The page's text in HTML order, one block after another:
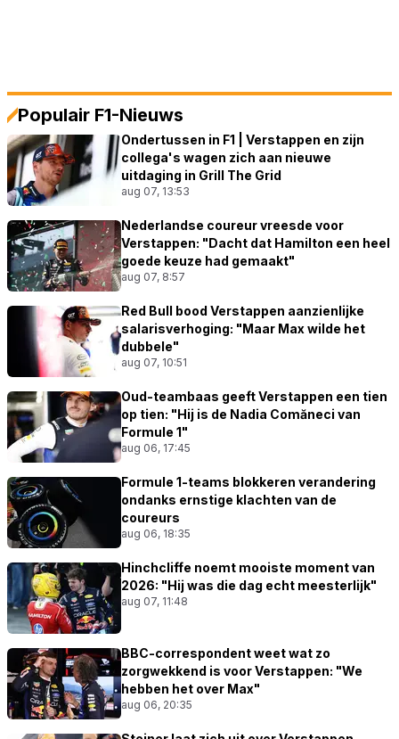
Populair F1-Nieuws
Ondertussen in F1 | Verstappen en zijn
collega's wagen zich aan nieuwe
uitdaging in Grill The Grid
aug 07, 13:53
Nederlandse coureur vreesde voor
Verstappen: "Dacht dat Hamilton een heel
goede keuze had gemaakt"
aug 07, 8:57
Red Bull bood Verstappen aanzienlijke
salarisverhoging: "Maar Max wilde het
dubbele"
aug 07, 10:51
Oud-teambaas geeft Verstappen een tien
op tien: "Hij is de Nadia Comăneci van
Formule 1"
aug 06, 17:45
Formule 1-teams blokkeren verandering
ondanks ernstige klachten van de
coureurs
aug 06, 18:35
Hinchcliffe noemt mooiste moment van
2026: "Hij was die dag echt meesterlijk"
aug 07, 11:48
BBC-correspondent weet wat zo
zorgwekkend is voor Verstappen: "We
hebben het over Max"
aug 06, 20:35